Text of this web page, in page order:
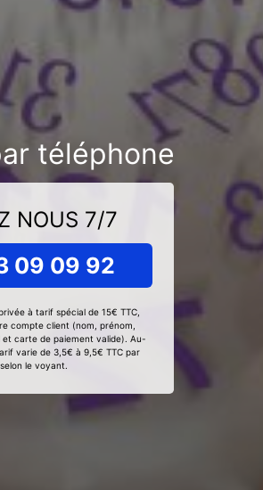
téléphone
NOUS 7/7
09 09 92
à tarif spécial de 15€ TTC,
compte client (nom, prénom,
et carte de paiement valide). Au-
varie de 3,5€ à 9,5€ TTC par
le voyant.